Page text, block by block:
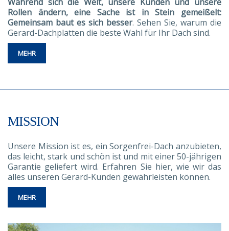
Rollen ändern, eine Sache ist in Stein gemeißelt:
Gemeinsam baut es sich besser. Sehen Sie, warum die
Gerard-Dachplatten die beste Wahl für Ihr Dach sind.
MEHR
MISSION
Unsere Mission ist es, ein Sorgenfrei-Dach anzubieten,
das leicht, stark und schön ist und mit einer 50-jährigen
Garantie geliefert wird. Erfahren Sie hier, wie wir das
alles unseren Gerard-Kunden gewährleisten können.
MEHR